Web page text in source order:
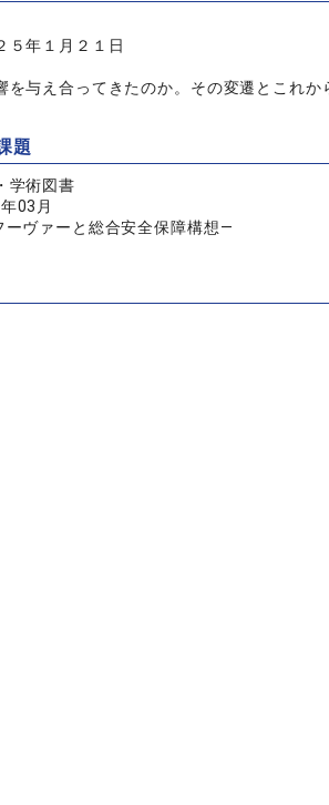
年１月２１日
を与え合ってきたのか。その変遷とこれ
題
学術図書
03月
ヴァーと総合安全保障構想―